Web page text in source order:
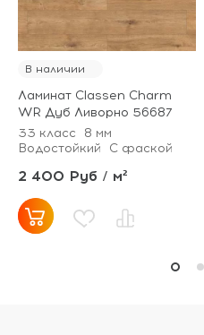
В наличии
Ламинат Classen Charm
WR Дуб Ливорно 56687
33 класс
8 мм
Водостойкий
С фаской
2 400 Руб / м²